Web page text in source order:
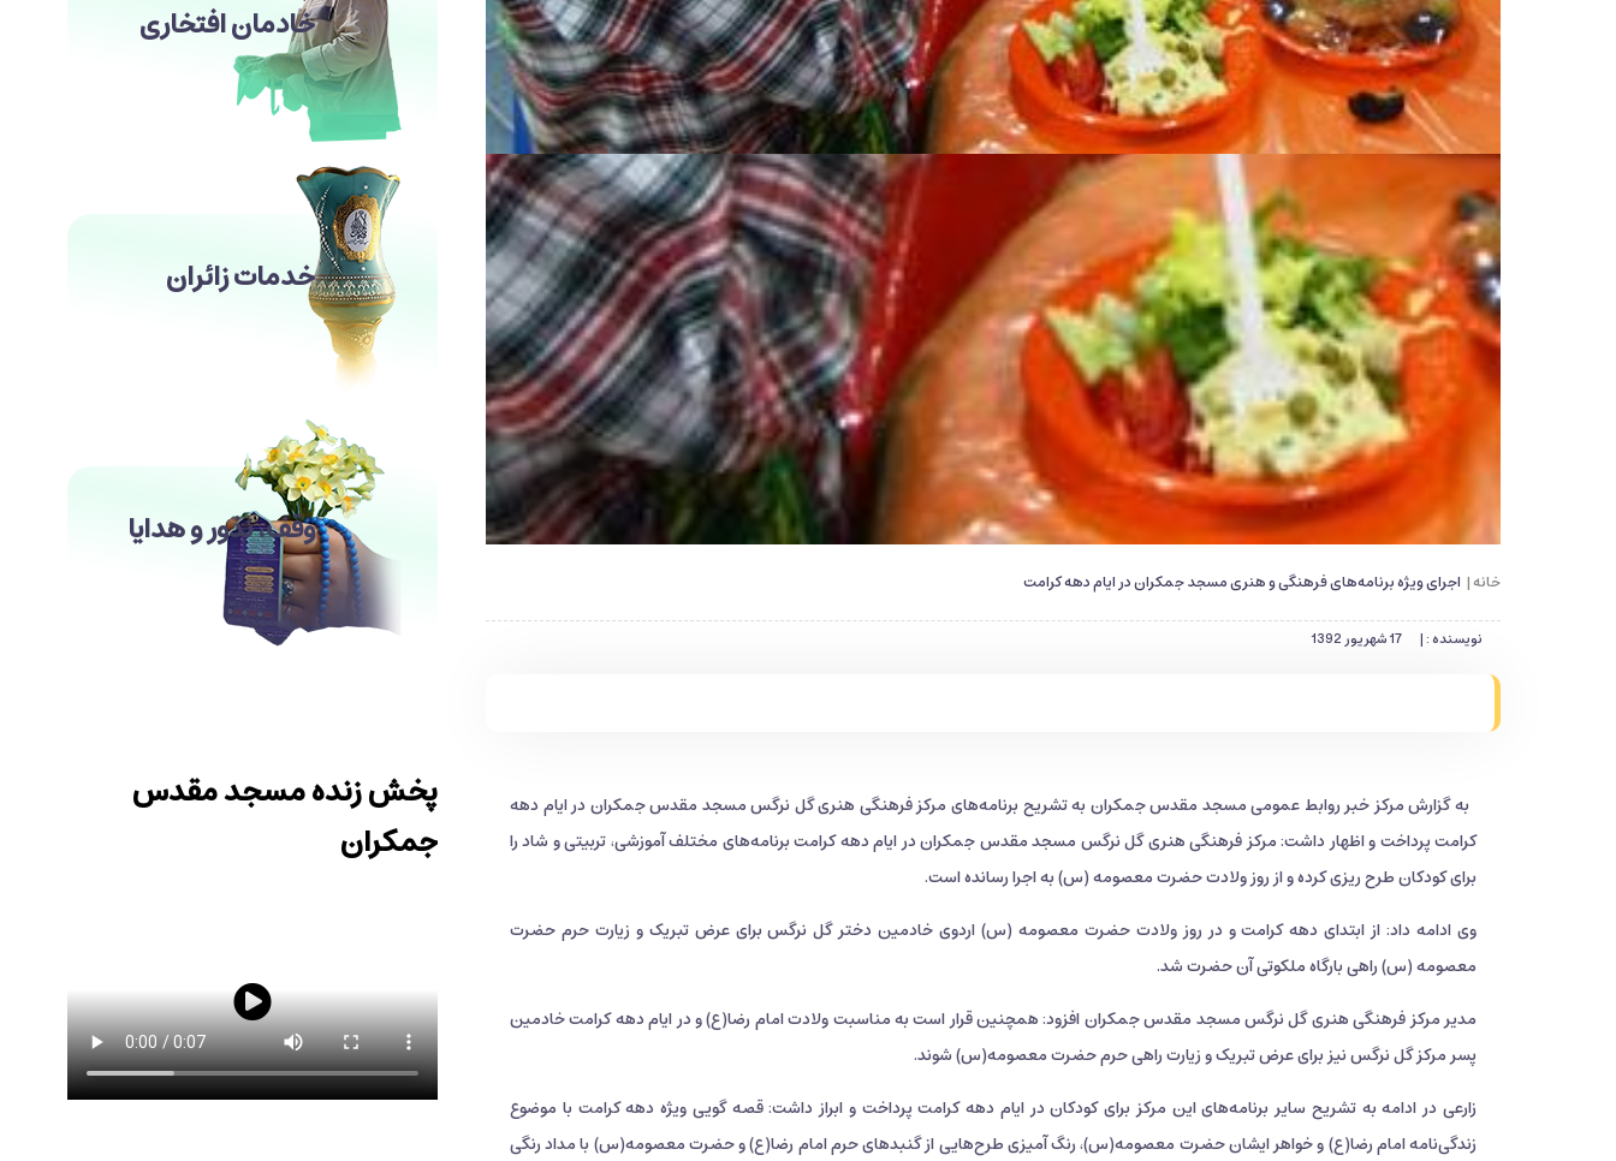
خانه | اجرای ویژه برنامه‌های فرهنگی و هنری مسجد جمکران در ایام دهه کرامت
نویسنده : | 17 شهریور 1392
به گزارش مرکز خبر روابط عمومی مسجد مقدس جمکران به تشریح برنامه‌های مرکز فرهنگی هنری گل نرگس مسجد مقدس جمکران در ایام دهه
کرامت پرداخت و اظهار داشت: مرکز فرهنگی هنری گل نرگس مسجد مقدس جمکران در ایام دهه کرامت برنامه‌های مختلف آموزشی، تربیتی و شاد را
برای کودکان طرح ریزی کرده و از روز ولادت حضرت معصومه (س) به اجرا رسانده است.
وی ادامه داد: از ابتدای دهه کرامت و در روز ولادت حضرت معصومه (س) اردوی خادمین دختر گل نرگس برای عرض تبریک و زیارت حرم حضرت
معصومه (س) راهی بارگاه ملکوتی آن حضرت شد.
مدیر مرکز فرهنگی هنری گل نرگس مسجد مقدس جمکران افزود: همچنین قرار است به مناسبت ولادت امام رضا(ع) و در ایام دهه کرامت خادمین
پسر مرکز گل نرگس نیز برای عرض تبریک و زیارت راهی حرم حضرت معصومه(س)‌ شوند.
زارعی در ادامه به تشریح سایر برنامه‌های این مرکز برای کودکان در ایام دهه کرامت پرداخت و ابراز داشت: قصه گویی ویژه دهه کرامت با موضوع
زندگی‌نامه امام رضا(ع) و خواهر ایشان حضرت معصومه(س)، رنگ آمیزی طرح‌هایی از گنبدهای حرم امام رضا(ع) و حضرت معصومه(س) با مداد رنگی
خادمان افتخاری
خدمات زائران
وقف، نذور و هدایا
پخش زنده مسجد مقدس
جمکران